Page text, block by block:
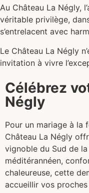
Au Château La Négly,
véritable privilège,
s’entrelacent avec
Le Château La Négly
invitation à vivre
Célébrez
Négly
Pour un mariage à la
Château La Négly
vignoble du Sud de
méditérannéen,
chaleureuse, cette
accueillir vos